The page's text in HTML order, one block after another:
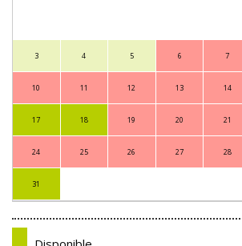
3 4 5 6 7
10 11 12 13 14
17 18 19 20 21
24 25 26 27 28
31